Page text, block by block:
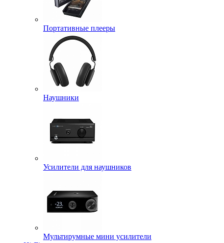
Портативные плееры
Наушники
Усилители для наушников
Мультирумные мини усилители